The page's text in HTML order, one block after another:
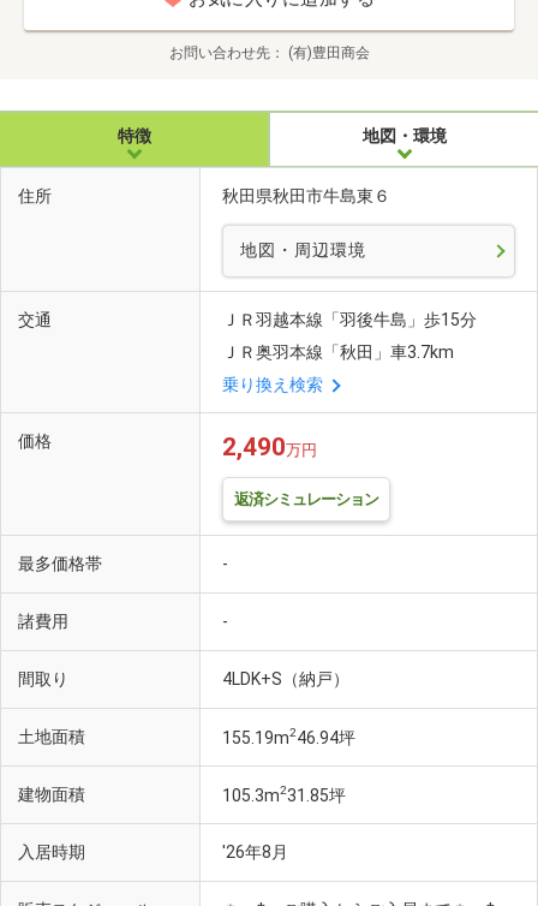
お問い合わせ先 (有)豊田商会
特徴 地図・環境
住所 秋田県秋田市牛島東６
地図・周辺環境
交通
ＪＲ羽越本線「羽後牛島」歩15分
ＪＲ奥羽本線「秋田」車3.7km
乗り換え検索
価格 2,490万円
返済シミュレーション
最多価格帯 -
諸費用 -
間取り 4LDK+S（納戸）
土地面積 155.19m246.94坪
建物面積 105.3m231.85坪
入居時期 '26年8月